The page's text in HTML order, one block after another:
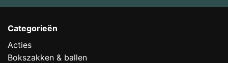
Categorieën
Acties
Bokszakken & ballen